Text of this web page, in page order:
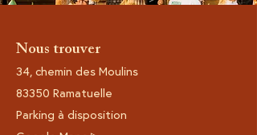
Nous trouver
34, chemin des Moulins
83350 Ramatuelle
Parking à disposition